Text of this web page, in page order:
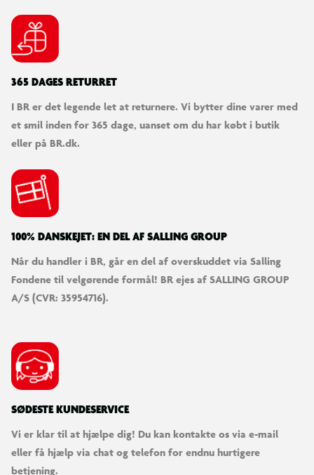
Vi er klar til at hjælpe dig! Du kan kontakte os via e-mail
eller få hjælp via chat og telefon for endnu hurtigere
betjening.
KUNDESERVICE
Kontakt os
Levering
Ordrestatus
Bestilling, betaling & gavekort
Handelsbetingelser
Fortrydelsesret
Privatlivspolitik